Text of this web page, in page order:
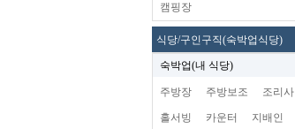
캠핑장
식당/구인구직(숙박업식당)
숙박업(내 식당)
주방장 주방보조 조리사
홀서빙 카운터 지배인